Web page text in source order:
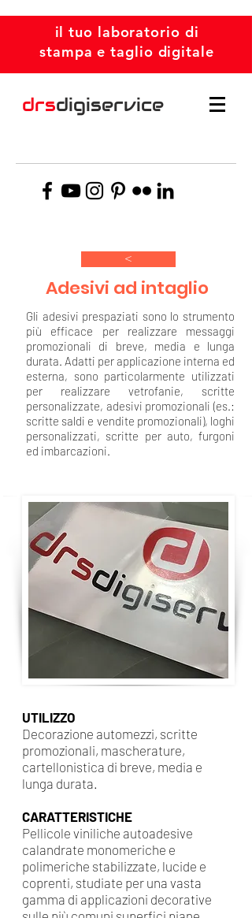
il tuo laboratorio di
stampa e taglio digitale
drsdigiservice
>
Adesivi ad intaglio
Gli adesivi prespaziati sono lo strumento
più efficace per realizzare messaggi
promozionali di breve, media e lunga
durata. Adatti per applicazione interna ed
esterna, sono particolarmente utilizzati
per realizzare vetrofanie, scritte
personalizzate, adesivi promozionali (es.:
scritte saldi e vendite promozionali), loghi
personalizzati, scritte per auto, furgoni
ed imbarcazioni.
UTILIZZO
Decorazione automezzi, scritte
promozionali, mascherature,
cartellonistica di breve, media e
lunga durata.
CARATTERISTICHE
Pellicole viniliche autoadesive
calandrate monomeriche e
polimeriche stabilizzate, lucide e
coprenti, studiate per una vasta
gamma di applicazioni decorative